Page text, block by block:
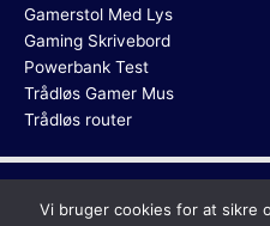
Gamerstol Med Lys
Gaming Skrivebord
Powerbank Test
Trådløs Gamer Mus
Trådløs router
Copyright © 2026
Vi bruger cookies for at sikre